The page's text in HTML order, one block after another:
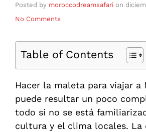
Posted by moroccodreamsafari on
No Comments
Table of Contents
Hacer la maleta para viajar a
puede resultar un poco
todo si no se está
cultura y el clima locales. La